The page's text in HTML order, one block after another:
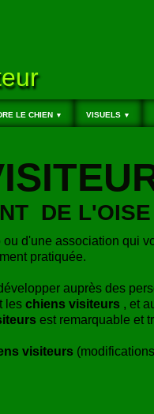
LE CHIEN ▼ VISUELS ▼
DE
d'une association qui
pratiquée.
auprès des
les chiens visiteurs , et
est remarquable et
visiteurs